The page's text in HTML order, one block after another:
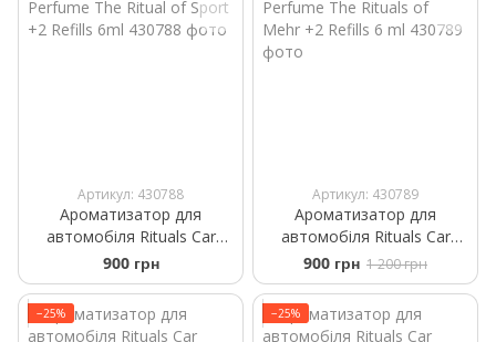
Артикул: 430788
Ароматизатор для
автомобіля Rituals Car
Perfume The Ritual of Sport
+2 Refills 6ml
900 грн
Артикул: 430789
Ароматизатор для
автомобіля Rituals ​Car
Perfume The Rituals of
Mehr +2 Refills 6 ml
900 грн 1 200 грн
−25% −25%